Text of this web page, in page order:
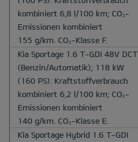
kombiniert 6,8 l/100 km; CO₂-
Emissionen kombiniert
155 g/km. CO₂-Klasse F.
Kia Sportage 1.6 T-GDI 48V DCT
(Benzin/Automatik); 118 kW
(160 PS): Kraftstoffverbrauch
kombiniert 6,2 l/100 km; CO₂-
Emissionen kombiniert
140 g/km. CO₂-Klasse E.
Kia Sportage Hybrid 1.6 T-GDI